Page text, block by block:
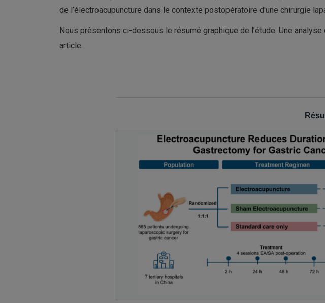
de l’électroacupuncture dans le contexte postopératoire d'une chirurgie
Nous présentons ci-dessous le résumé graphique de l’étude. Une
article.